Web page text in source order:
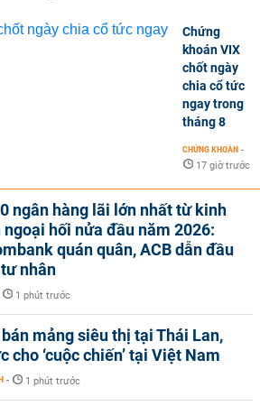
Chứng
khoán VIX
chốt ngày
chia cổ tức
ngay trong
tháng 8
CHỨNG KHOÁN -
17 giờ trước
ngân hàng lãi lớn nhất từ kinh
ngoại hối nửa đầu năm 2026:
quán quân, ACB dẫn đầu
nhân
1 phút trước
bán mảng siêu thị tại Thái Lan,
cho ‘cuộc chiến’ tại Việt Nam
- 1 phút trước